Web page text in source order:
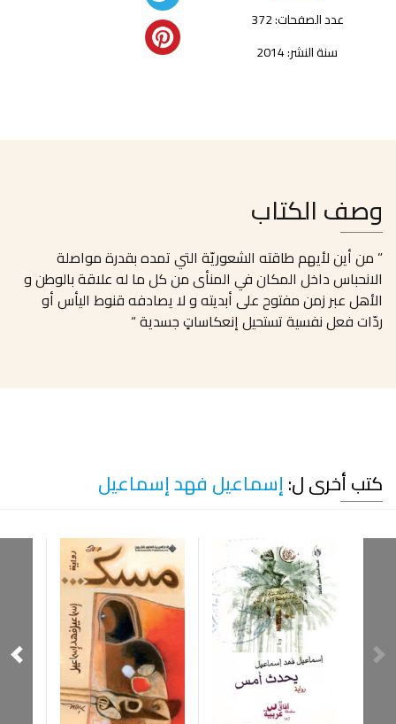
عدد الصفحات: 372
سنة النشر: 2014
وصف الكتاب
” من أين لأيهم طاقته الشعوريّة التي تمده بقدرة مواصلة
الانحباس داخل المكان في المنأى من كل ما له علاقة بالوطن و
الأهل عبر زمن مفتوح على أبديته و لا يصادفه قنوط اليأس أو
ردّات فعل نفسية تستحيل إنعكاساتٍ جسدية “
كتب أخرى ل:إسماعيل فهد إسماعيل